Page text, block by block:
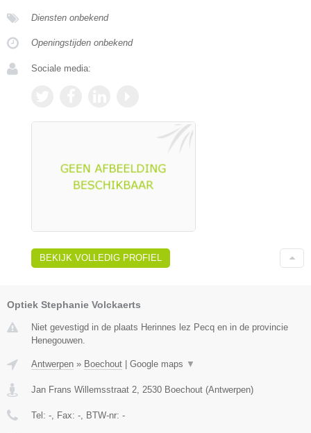
Diensten onbekend
Openingstijden onbekend
Sociale media:
BEKIJK VOLLEDIG PROFIEL
Optiek Stephanie Volckaerts
Niet gevestigd in de plaats Herinnes lez Pecq en in de provincie
Henegouwen.
Antwerpen » Boechout | Google maps ▼
Jan Frans Willemsstraat 2 2530 Boechout (Antwerpen)
Tel: - , Fax: - , BTW-nr: -